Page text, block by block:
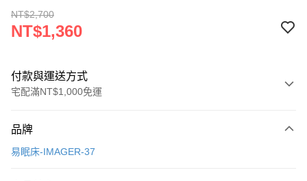
NT$2,700
NT$1,360
付款與運送方式
宅配滿NT$1,000免運
信用卡一次付款
品牌
易眠床-IMAGER-37